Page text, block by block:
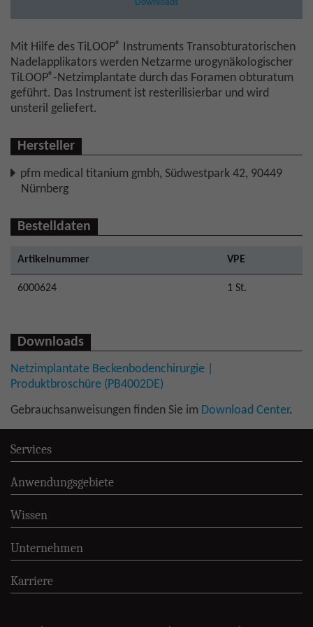
Downloads
Mit Hilfe des TiLOOP®
Instruments Transobturatorischen
Nadelapplikators werden Netzarme urogynäkologischer
TiLOOP®-Netzimplantate durch das Foramen obturatum
geführt. Das Instrument ist resterilisierbar und wird
unsteril geliefert.
Hersteller
pfm medical titanium gmbh, Südwestpark 42, 90449
Nürnberg
Bestelldaten
Artikelnummer VPE
6000624 1 St.
Downloads
Netzimplantate Beckenbodenchirurgie |
Produktbroschüre (PB4002DE)
Gebrauchsanweisungen finden Sie im Download Center.
Services
Anwendungsgebiete
Wissen
Unternehmen
Karriere